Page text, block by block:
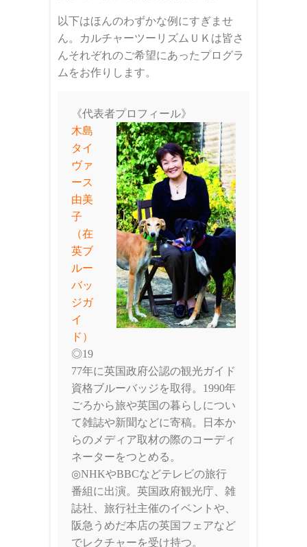
以下はほんのわずかな例にすぎませ
ん。カルチャーツーリズムＵＫは皆さ
んそれぞれのご希望にあったプログラ
ムをお作りします。
《代表者プロフィール》
木島
タイ
ヴァ
ース
由美
子
（在
英ブ
ルー
バッ
ジガ
イ
ド）
◎19
77年に英国政府公認の観光ガイド
資格ブルーバッジを取得。1990年
ごろから旅や英国の暮らしについ
て雑誌や新聞などに寄稿。日本か
らのメディア取材の際のコーディ
ネーターをつとめる。
◎NHKやBBCなどテレビの旅行
番組に出演。英国政府観光庁、雑
誌社、旅行社主催のイベントや、
阪急うめだ本店の英国フェアなど
でレクチャーを受け持つ。